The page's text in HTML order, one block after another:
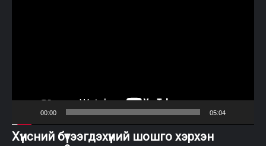
00:00 05:04
Хүнсний бүтээгдэхүүний шошго хэрхэн